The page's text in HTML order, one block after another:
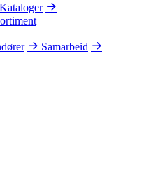
Kataloger
Samarbeid